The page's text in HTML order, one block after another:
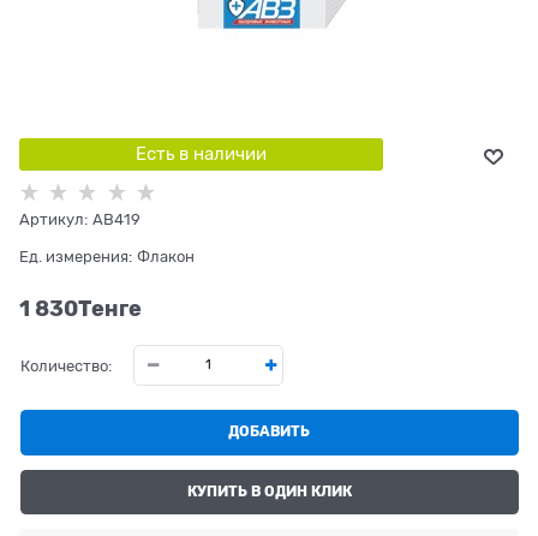
Есть в наличии
Артикул: AB419
Ед. измерения: Флакон
1 830Tенге
Количество:
ДОБАВИТЬ
КУПИТЬ В ОДИН КЛИК